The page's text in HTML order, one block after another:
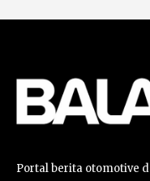
Portal berita otomotive